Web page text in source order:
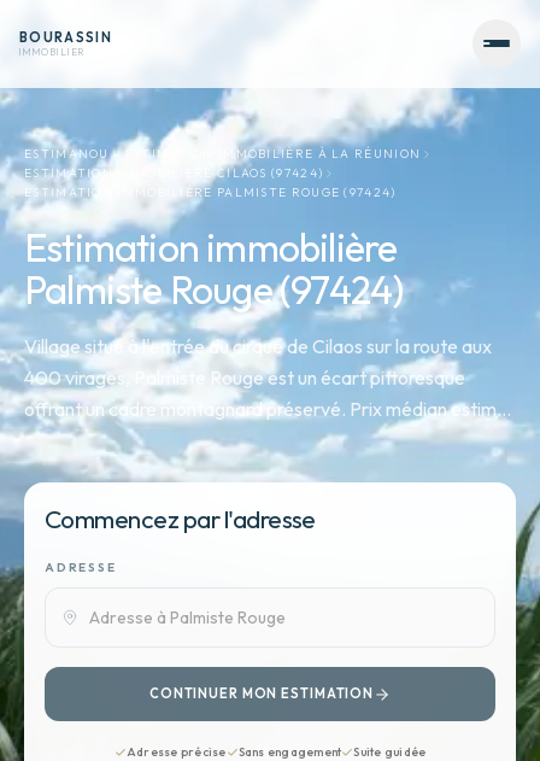
BOURASSIN
IMMOBILIER
ESTIMANOU - ESTIMATION IMMOBILIÈRE À LA RÉUNION
ESTIMATION IMMOBILIÈRE CILAOS (97424)
ESTIMATION IMMOBILIÈRE PALMISTE ROUGE (97424)
Estimation immobilière
Palmiste Rouge (97424)
Village situé à l'entrée du cirque de Cilaos sur la route aux
400 virages, Palmiste Rouge est un écart pittoresque
offrant un cadre montagnard préservé. Prix médian estimé :
2 202 EUR/m² en 2025.
Commencez par l'adresse
ADRESSE
CONTINUER MON ESTIMATION
Adresse précise Sans engagement Suite guidée